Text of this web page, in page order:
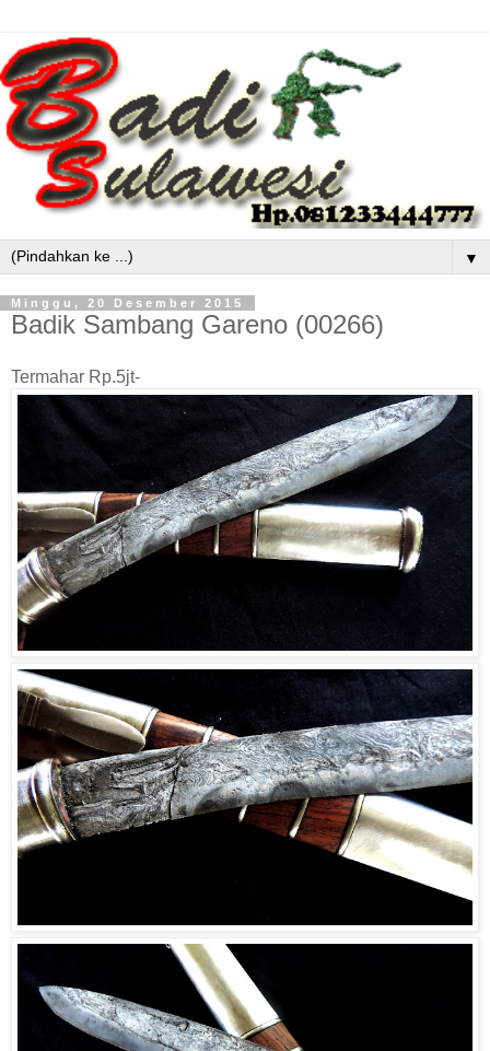
▼
Minggu, 20 Desember 2015
Badik Sambang Gareno (00266)
Termahar Rp.5jt-